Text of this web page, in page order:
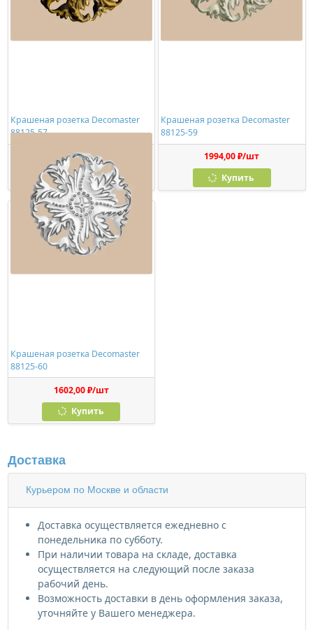
Крашеная розетка Decomaster
88125-57
1994,00 ₽/шт
Купить
Крашеная розетка Decomaster
88125-59
1994,00 ₽/шт
Купить
Крашеная розетка Decomaster
88125-60
1602,00 ₽/шт
Купить
Доставка
Курьером по Москве и области
Доставка осуществляется ежедневно с
понедельника по субботу.
При наличии товара на складе, доставка
осуществляется на следующий после заказа
рабочий день.
Возможность доставки в день оформления заказа,
уточняйте у Вашего менеджера.